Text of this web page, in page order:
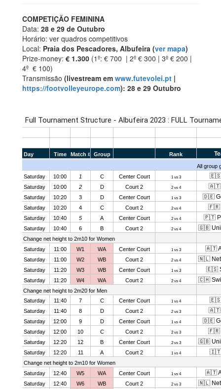
COMPETIÇÃO FEMININA
Data: 28 e 29 de Outubro
Horário: ver quadros competitivos
Local: Praia dos Pescadores, Albufeira (ver mapa)
Prize-money: € 1.300 (1º: € 700 | 2º € 300 | 3º € 200 |
4º € 100)
Transmissão (livestream em www.futevolei.pt |
https://footvolleyeurope.com): 28 e 29 Outubro